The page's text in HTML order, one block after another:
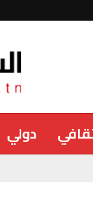
دولي